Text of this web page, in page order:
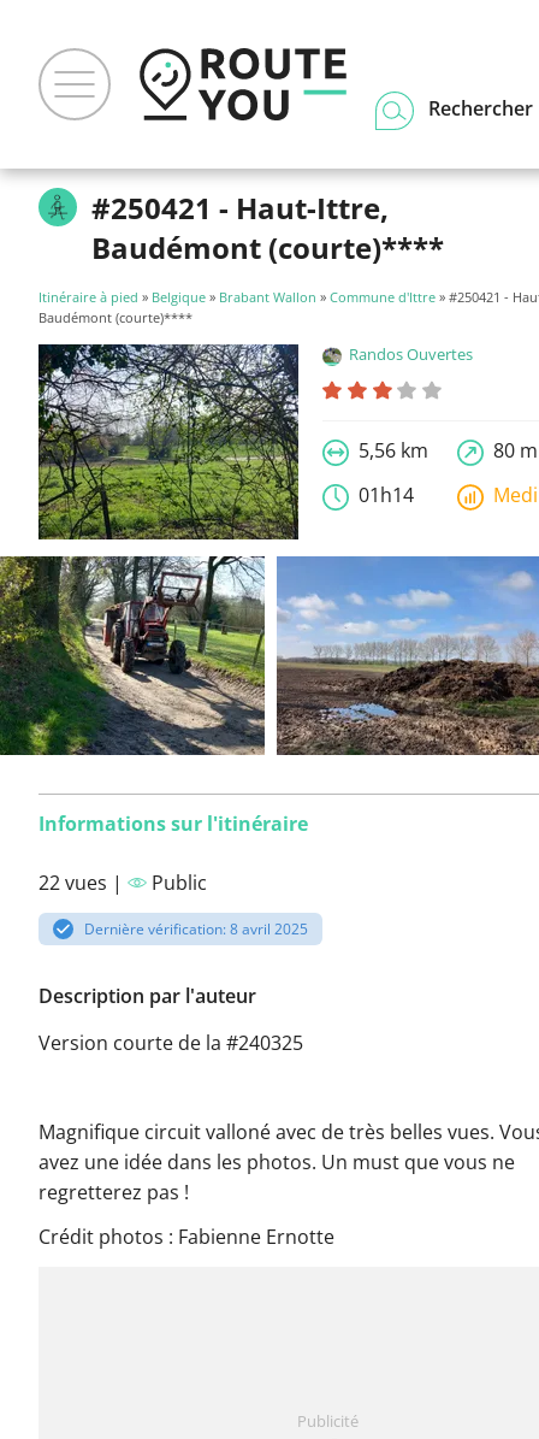
#250421 - Haut-Ittre,
Baudémont (courte)****
Itinéraire à pied » Belgique » Brabant Wallon » Commune d'Ittre » #250421 -
Baudémont (courte)****
Randos Ouvertes
5,56 km
80 m
01h14
Informations sur l'itinéraire
22 vues | Public
Dernière vérification: 8 avril 2025
Description par l'auteur
Version courte de la #240325
Magnifique circuit valloné avec de très belles vues.
avez une idée dans les photos. Un must que vous ne
regretterez pas !
Crédit photos : Fabienne Ernotte
Publicité